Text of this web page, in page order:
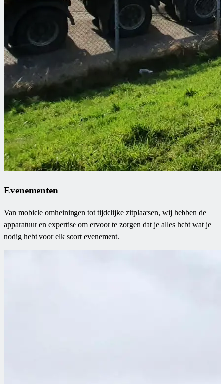
Evenementen
Van mobiele omheiningen tot tijdelijke zitplaatsen, wij hebben de
apparatuur en expertise om ervoor te zorgen dat je alles hebt wat je
nodig hebt voor elk soort evenement.